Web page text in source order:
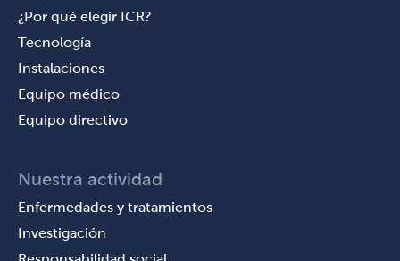
¿Por qué elegir ICR?
Tecnología
Instalaciones
Equipo médico
Equipo directivo
Nuestra actividad
Enfermedades y tratamientos
Investigación